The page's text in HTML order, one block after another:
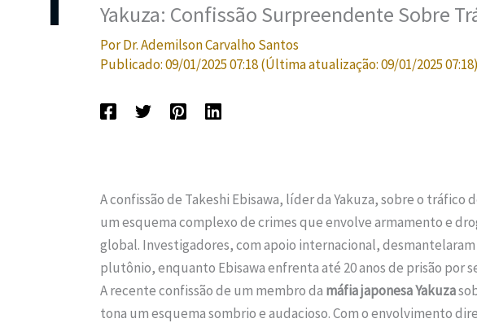
Yakuza: Confissão Surpreendente Sobre
PorDr. Ademilson Carvalho Santos
Publicado:09/01/2025 07:18(Última atualização:09/01/2025 07:18)
A confissão de Takeshi Ebisawa, líder da Yakuza, sobre o
um esquema complexo de crimes que envolve armamento e
global. Investigadores, com apoio internacional,
plutônio, enquanto Ebisawa enfrenta até 20 anos de prisão por
A recente confissão de um membro da máfia japonesa Yakuza
tona um esquema sombrio e audacioso. Com o envolvimento